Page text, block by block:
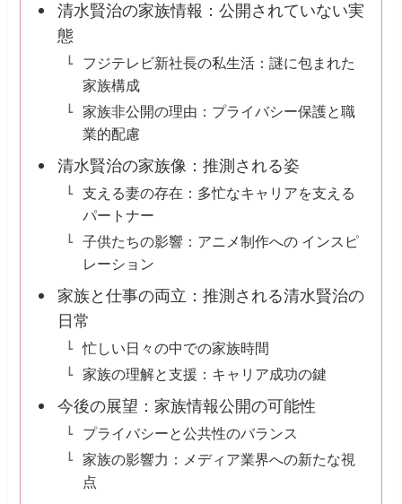
清水賢治の家族情報：公開されていない実
態
フジテレビ新社長の私生活：謎に包まれた
家族構成
家族非公開の理由：プライバシー保護と職
業的配慮
清水賢治の家族像：推測される姿
支える妻の存在：多忙なキャリアを支える
パートナー
子供たちの影響：アニメ制作への インスピ
レーション
家族と仕事の両立：推測される清水賢治の
日常
忙しい日々の中での家族時間
家族の理解と支援：キャリア成功の鍵
今後の展望：家族情報公開の可能性
プライバシーと公共性のバランス
家族の影響力：メディア業界への新たな視
点